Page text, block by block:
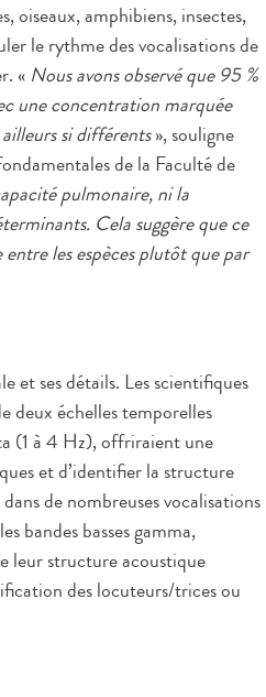
oiseaux, amphibiens, insectes,
le rythme des vocalisations de
« Nous avons observé que 95 %
une concentration marquée
si différents», souligne
de la Faculté de
pulmonaire, ni la
Cela suggère que ce
les espèces plutôt que par
et ses détails. Les scientifiques
deux échelles temporelles
(1 à 4 Hz), offriraient une
et d’identifier la structure
de nombreuses vocalisations
bandes basses gamma,
leur structure acoustique
des locuteurs/trices ou